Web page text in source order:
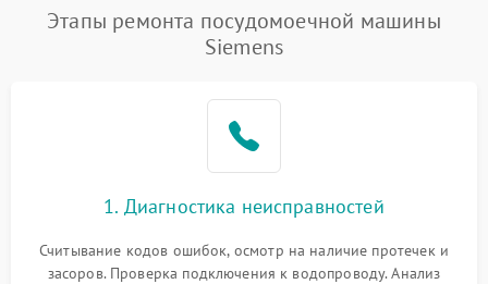
Проблемы с набором
воды
1800 ₽ Подробнее →
1700 ₽
циркуляционным насосом
2100 ₽ Подробнее →
Этапы ремонта посудомоечной машины
Siemens
1. Диагностика неисправностей
Считывание кодов ошибок, осмотр на наличие протечек и
засоров. Проверка подключения к водопроводу. Анализ